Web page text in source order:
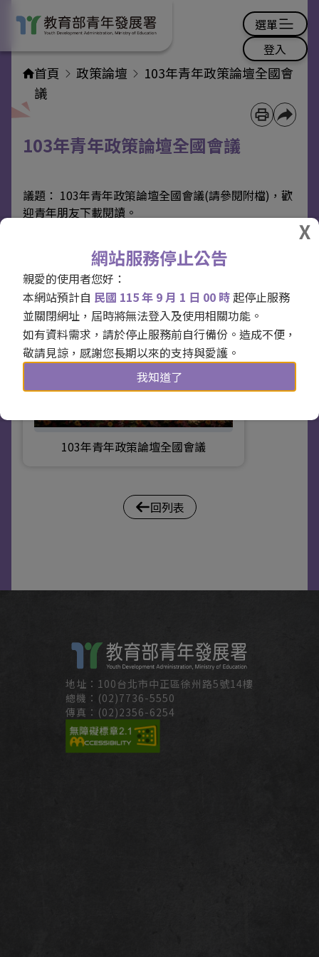
登入
選單
網站服務停止公告
親愛的使用者您好：
本網站預計自 民國 115 年 9 月 1 日 00 時起停止服務
並關閉網址，屆時將無法登入及使用相關功能。
如有資料需求，請於停止服務前自行備份。造成不便，
敬請見諒，感謝您長期以來的支持與愛護。
我知道了
首頁 政策論壇
103年青年政策論壇全國會
議
103年青年政策論壇全國會議
議題： 103年青年政策論壇全國會議(請參閱附檔)，歡
迎青年朋友下載閱讀。
103年青年政策論壇全國會議
回列表
地址：100台北市中正區徐州路5號14樓
總機：(02)7736-5550
傳真：(02)2356-6254